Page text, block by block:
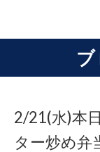
2/21(水)本
ター炒め